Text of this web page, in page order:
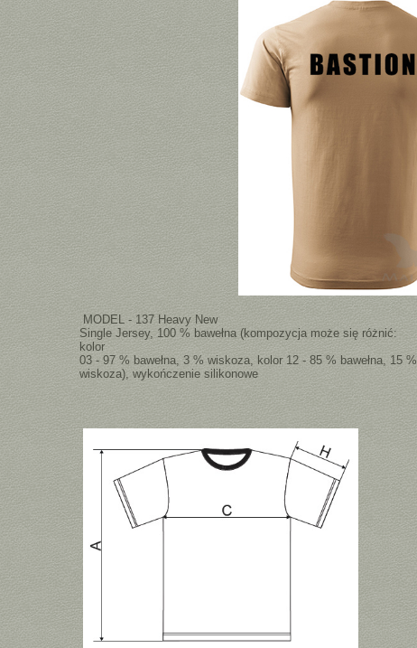
MODEL - 137 Heavy New
Single Jersey, 100 % bawełna (kompozycja może się różnić:
kolor
03 - 97 % bawełna, 3 % wiskoza, kolor 12 - 85 % bawełna, 15 %
wiskoza), wykończenie silikonowe